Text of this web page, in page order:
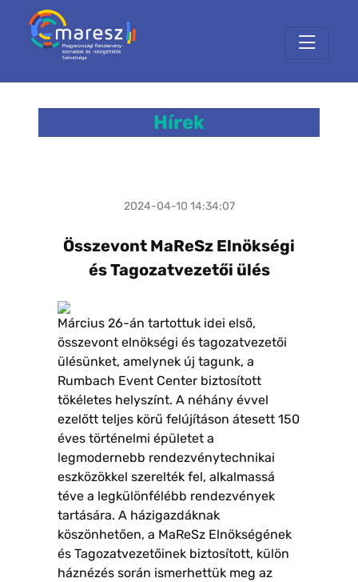
Hírek
2024-04-10 14:34:07
Összevont MaReSz Elnökségi
és Tagozatvezetői ülés
Március 26-án tartottuk idei első,
összevont elnökségi és tagozatvezetői
ülésünket, amelynek új tagunk, a
Rumbach Event Center biztosított
tökéletes helyszínt. A néhány évvel
ezelőtt teljes körű felújításon átesett 150
éves történelmi épületet a
legmodernebb rendezvénytechnikai
eszközökkel szerelték fel, alkalmassá
téve a legkülönfélébb rendezvények
tartására. A házigazdáknak
köszönhetően, a MaReSz Elnökségének
és Tagozatvezetőinek biztosított, külön
háznézés során ismerhettük meg az